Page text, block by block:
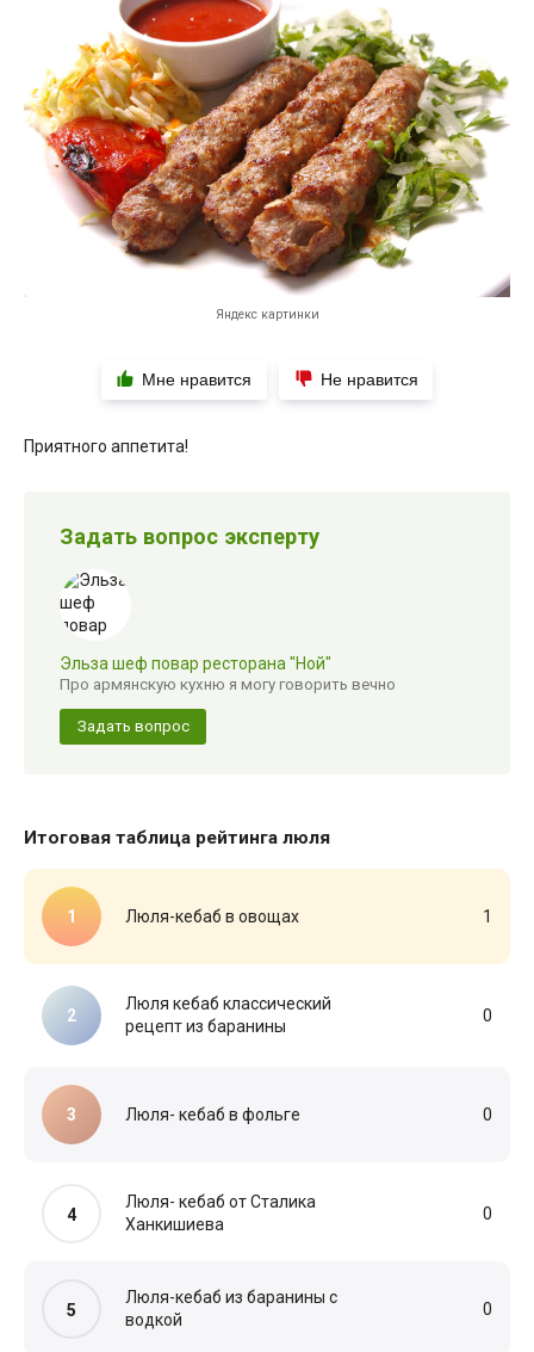
Яндекс картинки
Мне нравится Не нравится
Приятного аппетита!
Задать вопрос эксперту
Эльза шеф повар ресторана "Ной"
Про армянскую кухню я могу говорить вечно
Задать вопрос
Итоговая таблица рейтинга люля
Люля-кебаб в овощах 1
Люля кебаб классический
рецепт из баранины
0
Люля- кебаб в фольге 0
Люля- кебаб от Сталика
Ханкишиева
0
Люля-кебаб из баранины с
водкой
0